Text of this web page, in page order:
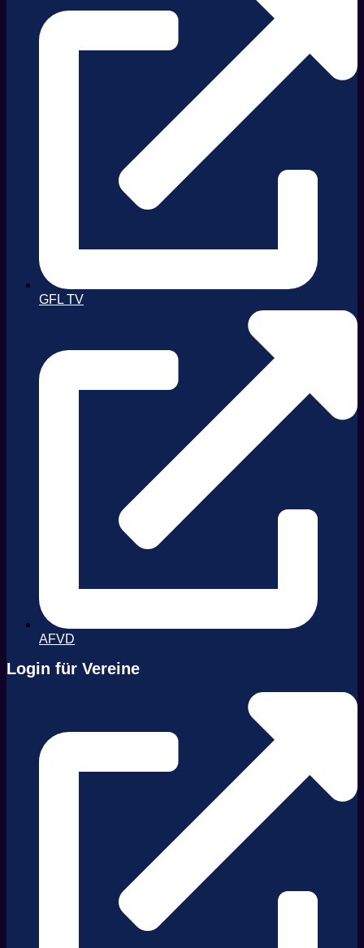
GFL TV
AFVD
Login für Vereine